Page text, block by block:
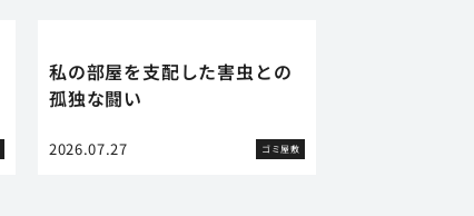
私の部屋を支配した害虫との
孤独な闘い
2026.07.27 ゴミ屋敷